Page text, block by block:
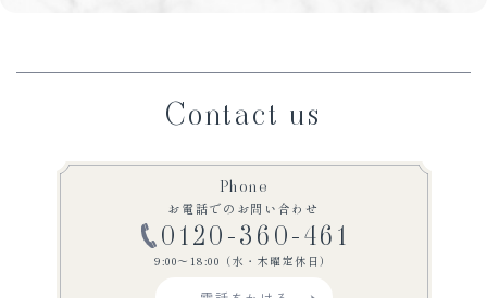
Contact us
Phone
お電話でのお問い合わせ
0120-360-461
9:00〜18:00（水・木曜定休日）